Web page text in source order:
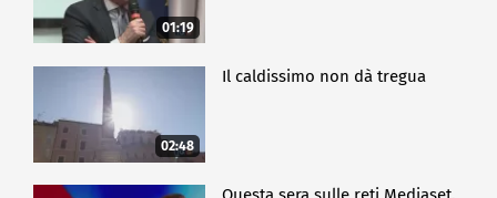
01:19
02:48
Il caldissimo non dà tregua